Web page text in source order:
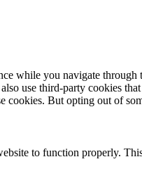
while you navigate through
use third-party cookies
cookies. But opting out of
to function properly.